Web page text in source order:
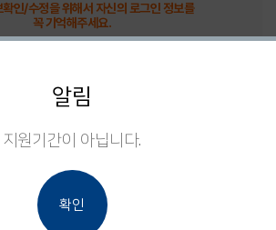
알림
지원기간이 아닙니다.
확인
인/수정을 위해서 자신의 로그인 정보를
꼭 기억해주세요.